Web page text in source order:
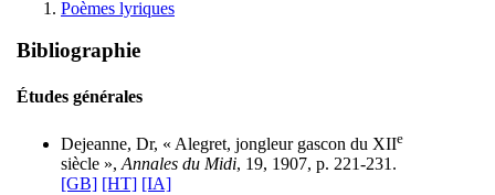
Poèmes lyriques
Bibliographie
Études générales
Dejeanne, Dr, « Alegret, jongleur gascon du XIIe
siècle », Annales du Midi, 19, 1907, p. 221-231.
[GB] [HT] [IA]